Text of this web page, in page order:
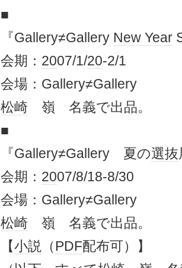
■
『Gallery≠Gallery New Year
会期： 2007/1/20-2/1
会場：Gallery≠Gallery
松崎 嶺 名義で出品。
■
『Gallery≠Gallery 夏の選抜
会期： 2007/8/18-8/30
会場：Gallery≠Gallery
松崎 嶺 名義で出品。
【小説 （PDF配布可）】